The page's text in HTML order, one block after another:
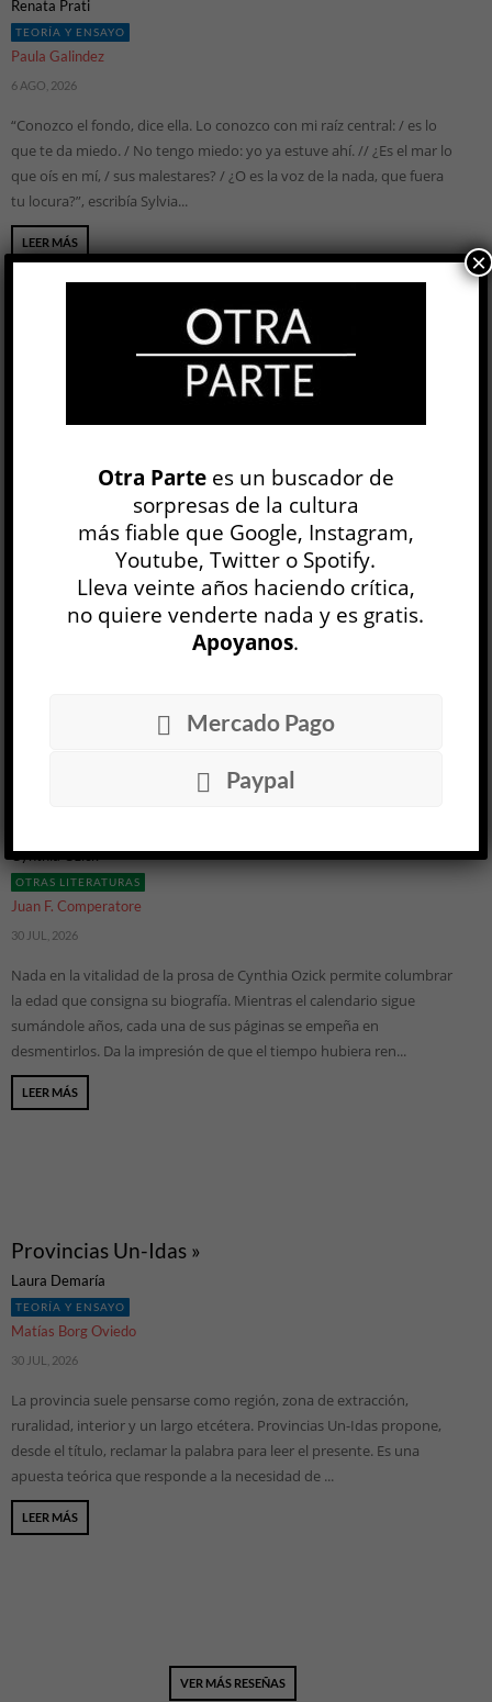
Renata Prati
TEORÍA Y ENSAYO
Paula Gal​i​ndez
6 AGO, 2026
“Conozco el fondo, dice ella. Lo conozco con mi raíz central: / es lo
que te da miedo. / No tengo miedo: yo ya estuve ahí. // ¿Es el mar lo
que oís en mí, / sus malestares? / ¿O es la voz de la nada, que fuera
tu locura?”, escribía Sylvia...
LEER MÁS
Alfredo Dufour
Manuel Quaranta
Cuentan que a los doce años Steven Spielberg fue a visitar a John
Ford para pedirle consejo sobre cómo convertirse en director de
cine. El viejo maestro, siempre irascible, y sin quitarse el cigarro de la
boca, lo instó a que dijera qué veía en...
Cynthia Ozick
OTRAS LITERATURAS
Juan F. Comperatore
30 JUL, 2026
Nada en la vitalidad de la prosa de Cynthia Ozick permite columbrar
la edad que consigna su biografía. Mientras el calendario sigue
sumándole años, cada una de sus páginas se empeña en
desmentirlos. Da la impresión de que el tiempo hubiera ren...
LEER MÁS
Provincias Un-Idas »
Laura Demaría
TEORÍA Y ENSAYO
Matías Borg Oviedo
30 JUL, 2026
La provincia suele pensarse como región, zona de extracción,
ruralidad, interior y un largo etcétera. Provincias Un-Idas propone,
desde el título, reclamar la palabra para leer el presente. Es una
apuesta teórica que responde a la necesidad de ...
LEER MÁS
VER MÁS RESEÑAS
Otra Partees un buscador de
sorpresas de la cultura
más fiable que Google, Instagram,
Youtube, Twitter o Spotify.
Lleva veinte años haciendo crítica,
no quiere venderte nada y es gratis.
Apoyanos.
Mercado Pago
Paypal
×